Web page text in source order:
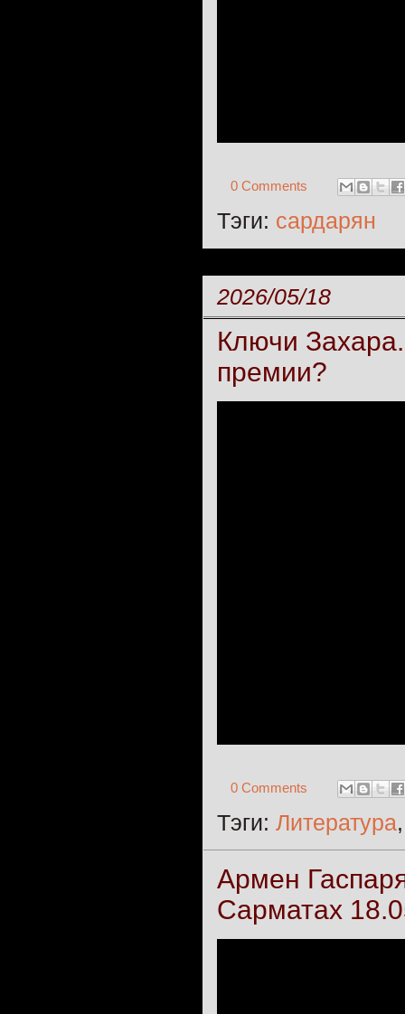
0 Comments
Тэги: сардарян
2026/05/18
Ключи
премии?
0 Comments
Тэги: Литература
Армен
Сарматах